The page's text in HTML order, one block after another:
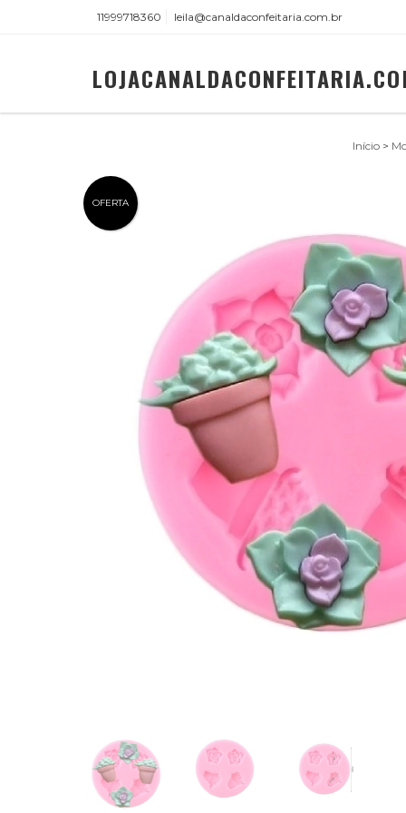
11999718360 leila@canaldaconfeitaria.com.br
Início >
OFERTA